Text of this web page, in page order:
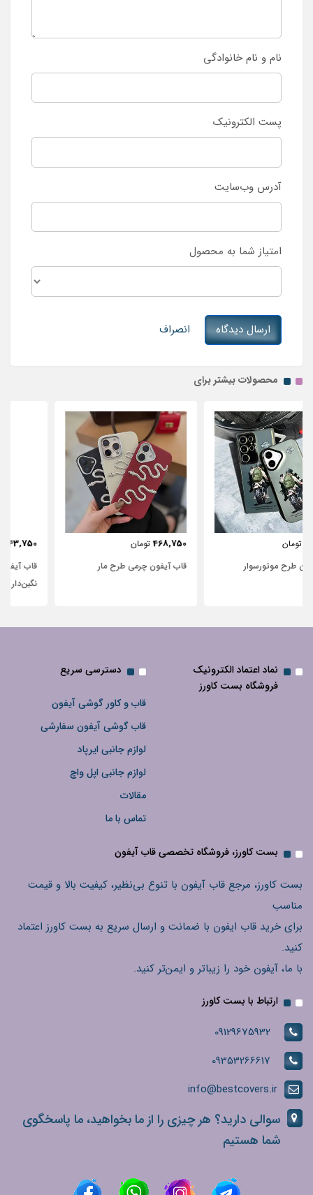
نام و نام خانوادگی
پست الکترونیک
آدرس وب‌سایت
امتیاز شما به محصول
ارسال دیدگاه انصراف
محصولات بیشتر برای
قاب آیفون چرمی طرح مار
443,750
قاب آیفون شفاف با پاپیون سفید و
نماد اعتماد الکترونیک
فروشگاه بست کاورز
دسترسی سریع
قاب و کاور گوشی آیفون
قاب گوشی آیفون سفارشی
لوازم جانبی ایرپاد
لوازم جانبی اپل واچ
مقالات
تماس با ما
بست کاورز، فروشگاه تخصصی قاب آیفون
بست کاورز، مرجع قاب آیفون با تنوع بی‌نظیر، کیفیت بالا و قیمت
مناسب
برای خرید قاب ایفون با ضمانت و ارسال سریع به بست کاورز اعتماد
کنید.
با ما، آیفون خود را زیباتر و ایمن‌تر کنید.
ارتباط با بست کاورز
09129675932
09353266617
info@bestcovers.ir
سوالی دارید؟ هر چیزی را از ما بخواهید، ما پاسخگوی
شما هستیم